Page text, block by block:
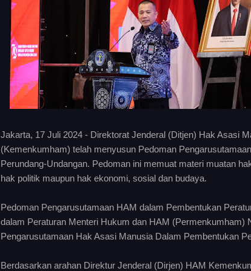
Jakarta, 17 Juli 2024 - Direktorat Jenderal (Ditjen) Hak Asasi
(Kemenkumham) telah menyusun Pedoman
Perundang-Undangan. Pedoman ini memuat materi muatan
hak politik maupun hak ekonomi, sosial dan budaya.
Pedoman Pengarusutamaan HAM dalam Pembentukan
dalam Peraturan Menteri Hukum dan HAM (Permenkumham)
Pengarusutamaan Hak Asasi Manusia Dalam Pembentukan
Berdasarkan arahan Direktur Jenderal (Dirjen) HAM